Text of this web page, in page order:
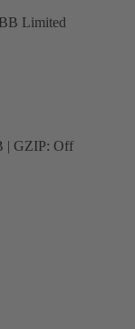
Limited
| GZIP: Off